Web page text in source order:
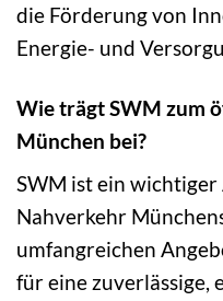
die Förderung von
Energie- und
Wie trägt SWM zum
München bei?
SWM ist ein
Nahverkehr
umfangreichen
für eine zuverlässige,